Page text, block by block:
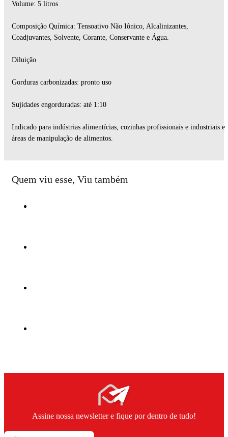
Volume: 5 litros
Composição Química: Tensoativo Não Iônico, Alcalinizantes,
Coadjuvantes, Solvente, Corante, Conservante e Água.
Diluição
Gorduras carbonizadas: pronto uso
Sujidades engorduradas: até 1:10
Indicado para indústrias alimentícias, cozinhas profissionais e industriais e
áreas de manipulação de alimentos.
Quem viu esse, Viu também
Assine nossa newsletter e fique por dentro de tudo!